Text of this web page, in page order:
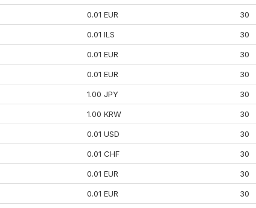
0.01 EUR 30
0.01 ILS 30
0.01 EUR 30
0.01 EUR 30
1.00 JPY 30
1.00 KRW 30
0.01 USD 30
0.01 CHF 30
0.01 EUR 30
0.01 EUR 30